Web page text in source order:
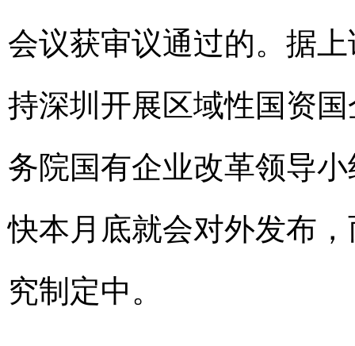
会议获审议通过的。据
持深圳开展区域性国资
务院国有企业改革领导
快本月底就会对外发布
究制定中。